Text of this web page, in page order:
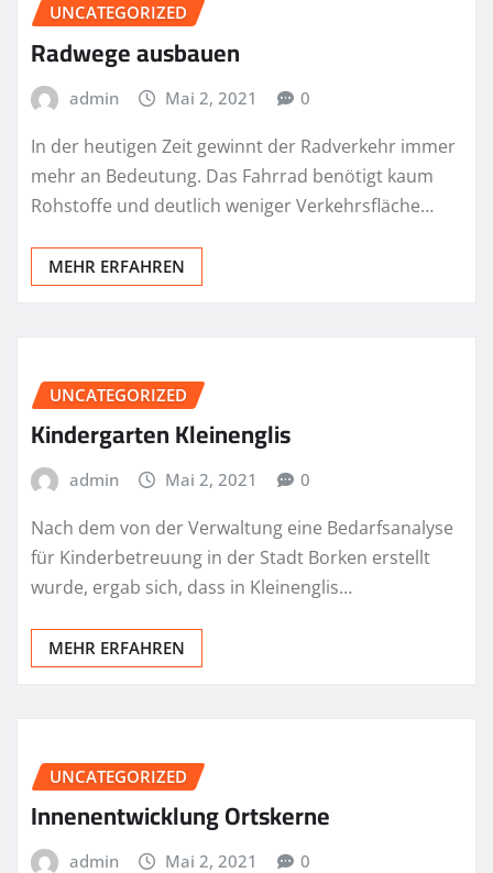
UNCATEGORIZED
Radwege ausbauen
admin Mai 2, 2021 0
In der heutigen Zeit gewinnt der Radverkehr immer
mehr an Bedeutung. Das Fahrrad benötigt kaum
Rohstoffe und deutlich weniger Verkehrsfläche…
MEHR ERFAHREN
UNCATEGORIZED
Kindergarten Kleinenglis
admin Mai 2, 2021 0
Nach dem von der Verwaltung eine Bedarfsanalyse
für Kinderbetreuung in der Stadt Borken erstellt
wurde, ergab sich, dass in Kleinenglis…
MEHR ERFAHREN
UNCATEGORIZED
Innenentwicklung Ortskerne
admin Mai 2, 2021 0